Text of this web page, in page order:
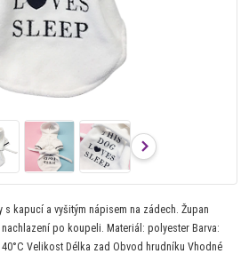
s kapucí a vyšitým nápisem na zádech. Župan
po koupeli. Materiál: polyester Barva:
Velikost Délka zad Obvod hrudníku Vhodné